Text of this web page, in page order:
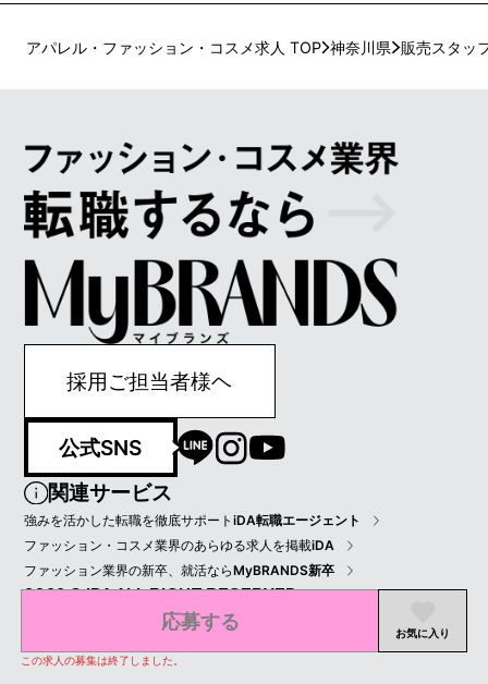
応募する
この求人の募集は終了しました。
お気に入り
アパレル・ファッション・コスメ求人 TOP 神奈川県 販売スタッ
採用ご担当者様ヘ
公式SNS
関連サービス
強みを活かした転職を徹底サポートiDA転職エージェント
ファッション・コスメ業界のあらゆる求人を掲載iDA
ファッション業界の新卒、就活ならMyBRANDS新卒
2022 © IDA ALL RIGHT RESERVED.
プライバシーポリシー会員規約